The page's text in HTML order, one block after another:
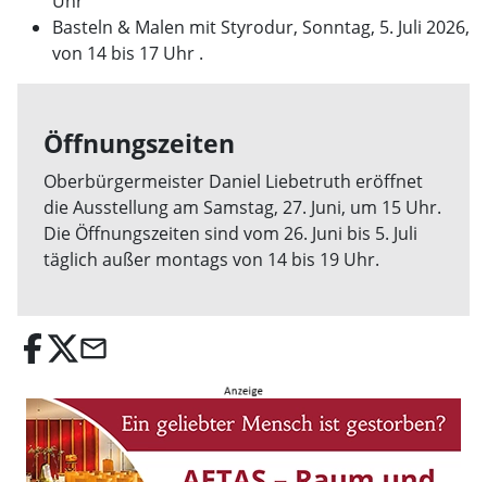
Basteln & Malen mit Styrodur, Sonntag, 5. Juli 2026,
von 14 bis 17 Uhr .
Öffnungszeiten
Oberbürgermeister Daniel Liebetruth eröffnet
die Ausstellung am Samstag, 27. Juni, um 15 Uhr.
Die Öffnungszeiten sind vom 26. Juni bis 5. Juli
täglich außer montags von 14 bis 19 Uhr.
email